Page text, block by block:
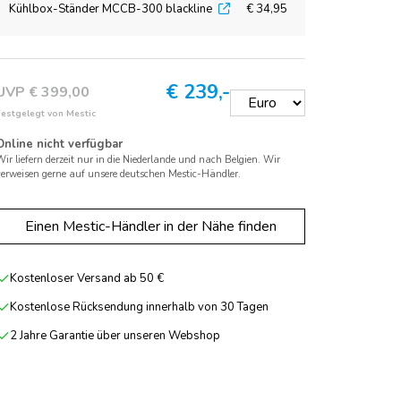
Kühlbox-Ständer MCCB-300 blackline € 34,95
€ 399,00
von Mestic
€ 239,-
nicht verfügbar
liefern derzeit nur in die Niederlande und nach Belgien. Wir
gerne auf unsere deutschen Mestic-Händler.
Einen Mestic-Händler in der Nähe finden
Kostenloser Versand ab 50 €
Kostenlose Rücksendung innerhalb von 30 Tagen
2 Jahre Garantie über unseren Webshop